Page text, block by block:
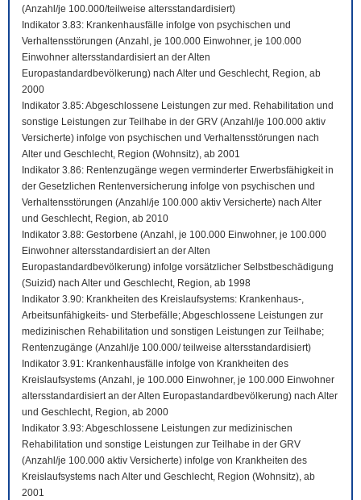
(Anzahl/je 100.000/teilweise altersstandardisiert)
Indikator 3.83: Krankenhausfälle infolge von psychischen und
Verhaltensstörungen (Anzahl, je 100.000 Einwohner, je 100.000
Einwohner altersstandardisiert an der Alten
Europastandardbevölkerung) nach Alter und Geschlecht, Region, ab
2000
Indikator 3.85: Abgeschlossene Leistungen zur med. Rehabilitation und
sonstige Leistungen zur Teilhabe in der GRV (Anzahl/je 100.000 aktiv
Versicherte) infolge von psychischen und Verhaltensstörungen nach
Alter und Geschlecht, Region (Wohnsitz), ab 2001
Indikator 3.86: Rentenzugänge wegen verminderter Erwerbsfähigkeit in
der Gesetzlichen Rentenversicherung infolge von psychischen und
Verhaltensstörungen (Anzahl/je 100.000 aktiv Versicherte) nach Alter
und Geschlecht, Region, ab 2010
Indikator 3.88: Gestorbene (Anzahl, je 100.000 Einwohner, je 100.000
Einwohner altersstandardisiert an der Alten
Europastandardbevölkerung) infolge vorsätzlicher Selbstbeschädigung
(Suizid) nach Alter und Geschlecht, Region, ab 1998
Indikator 3.90: Krankheiten des Kreislaufsystems: Krankenhaus-,
Arbeitsunfähigkeits- und Sterbefälle; Abgeschlossene Leistungen zur
medizinischen Rehabilitation und sonstigen Leistungen zur Teilhabe;
Rentenzugänge (Anzahl/je 100.000/ teilweise altersstandardisiert)
Indikator 3.91: Krankenhausfälle infolge von Krankheiten des
Kreislaufsystems (Anzahl, je 100.000 Einwohner, je 100.000 Einwohner
altersstandardisiert an der Alten Europastandardbevölkerung) nach Alter
und Geschlecht, Region, ab 2000
Indikator 3.93: Abgeschlossene Leistungen zur medizinischen
Rehabilitation und sonstige Leistungen zur Teilhabe in der GRV
(Anzahl/je 100.000 aktiv Versicherte) infolge von Krankheiten des
Kreislaufsystems nach Alter und Geschlecht, Region (Wohnsitz), ab
2001